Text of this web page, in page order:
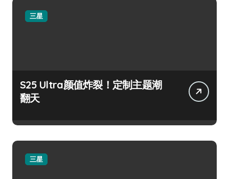
三星
S25 Ultra颜值炸裂！定制主题潮
翻天
三星